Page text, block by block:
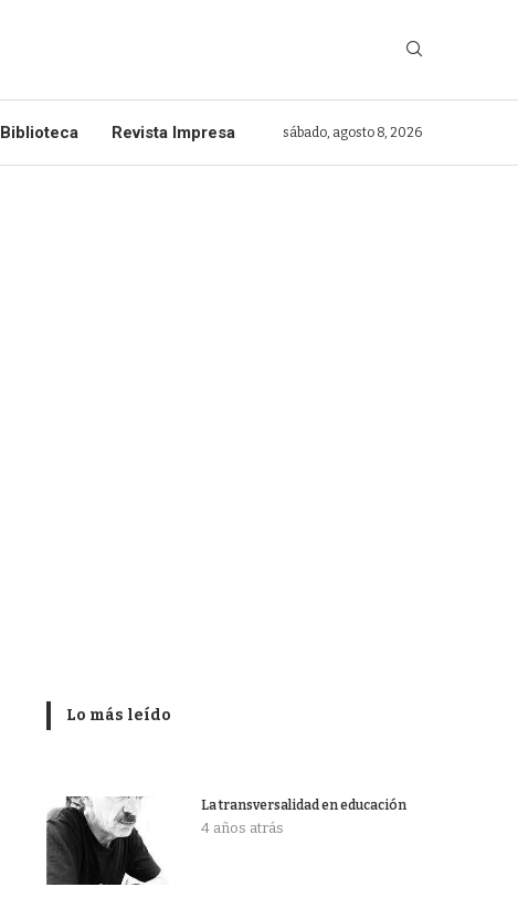
Biblioteca Revista Impresa sábado, agosto 8, 2026
Lo más leído
La transversalidad en educación
4 años atrás